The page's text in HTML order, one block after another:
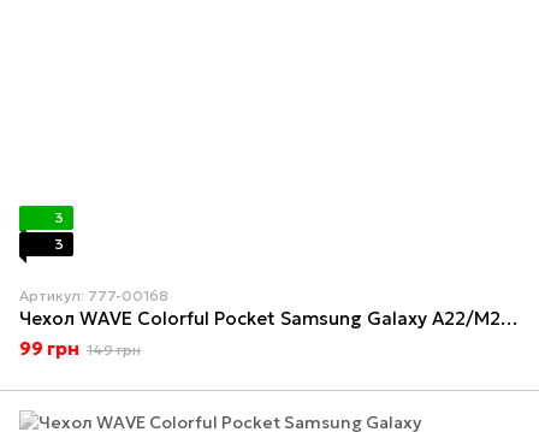
3
3
Артикул: 777-00168
Чехол WAVE Colorful Pocket Samsung Galaxy A22/M22/M32 (A225F/M225F/M325F) Red
99 грн 149 грн